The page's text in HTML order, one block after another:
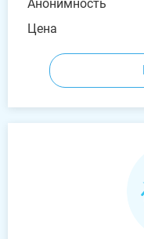
Анонимность
Цена